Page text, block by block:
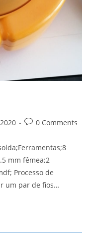
2020
Post0 Comments
mm fêmea;2
Processo de
um par de fios…